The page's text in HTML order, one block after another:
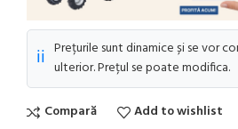
ℹ️ Prețurile sunt dinamice și se vor
ulterior. Prețul se poate modifica.
Compară Add to wishlist